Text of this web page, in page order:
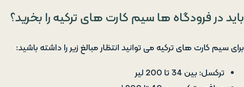
باید در فرودگاه ها سیم کارت های ترکیه را بخرید؟
برای سیم کارت های ترکیه می توانید انتظار مبالغ زیر را داشته باشید:
ترکسل: بین 34 تا 200 لیر